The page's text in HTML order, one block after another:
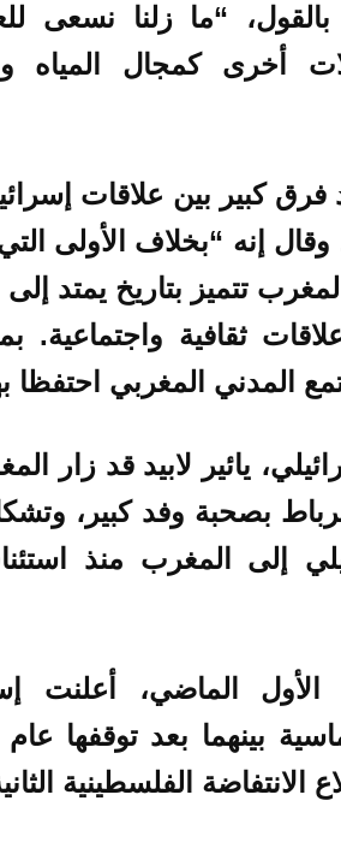
بالقول، “ما زلنا نسعى
أخرى كمجال المياه
كبير بين علاقات
إنه “بخلاف الأولى
ثقافية واجتماعية.
المدني المغربي احتفظا
يائير لابيد قد زار
بصحبة وفد كبير،
إلى المغرب منذ
الأول الماضي،
الانتفاضة الفلسطينية